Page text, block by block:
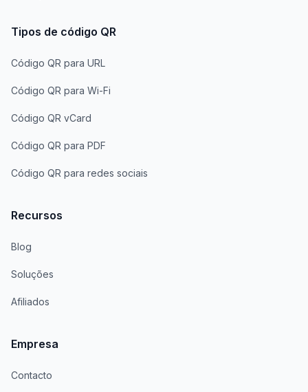
Tipos de código QR
Código QR para URL
Código QR para Wi-Fi
Código QR vCard
Código QR para PDF
Código QR para redes sociais
Recursos
Blog
Soluções
Afiliados
Empresa
Contacto